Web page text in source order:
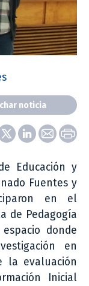
noticia
Educación y
Fuentes y
en el
de Pedagogía
donde
en
la evaluación
Inicial